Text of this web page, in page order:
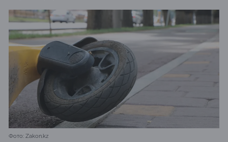
Фото: Zakon.kz